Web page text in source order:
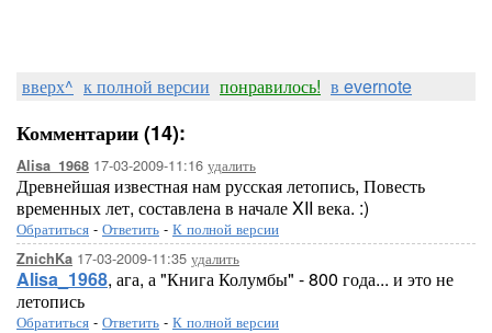
вверх^ к полной версии понравилось! в evernote
Комментарии (14):
Alisa_1968 17-03-2009-11:16 удалить
Древнейшая известная нам русская летопись, Повесть
временных лет, составлена в начале XII века. :)
Обратиться - Ответить - К полной версии
ZnichKa 17-03-2009-11:35 удалить
Alisa_1968, ага, а "Книга Колумбы" - 800 года... и это не
летопись
Обратиться - Ответить - К полной версии